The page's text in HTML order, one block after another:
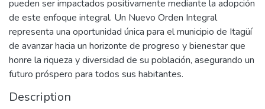
pueden ser impactados positivamente mediante la adopción
de este enfoque integral. Un Nuevo Orden Integral
representa una oportunidad única para el municipio de Itagüí
de avanzar hacia un horizonte de progreso y bienestar que
honre la riqueza y diversidad de su población, asegurando un
futuro próspero para todos sus habitantes.
Description